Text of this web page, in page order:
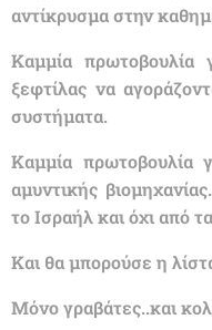
αντίκρυσμα στην
Καμμία πρωτοβουλία
ξεφτίλας να
συστήματα.
Καμμία πρωτοβουλία
αμυντικής
το Ισραήλ και όχι από
Και θα μπορούσε η
Μόνο γραβάτες..και